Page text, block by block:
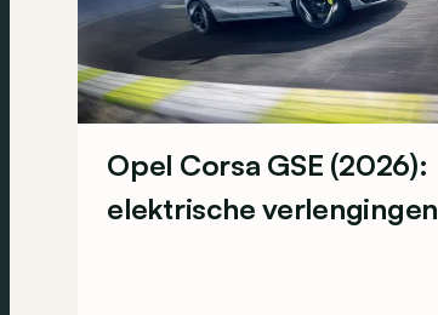
Opel Corsa GSE (2026):
elektrische verlengingen